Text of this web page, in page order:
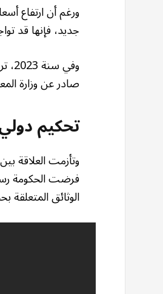
ورغم أن ارتفاع
جديد، فإنها قد
صادر عن وزارة المعادن
تحكيم
وتأزمت العلاقة
الوثائق المتعلقة